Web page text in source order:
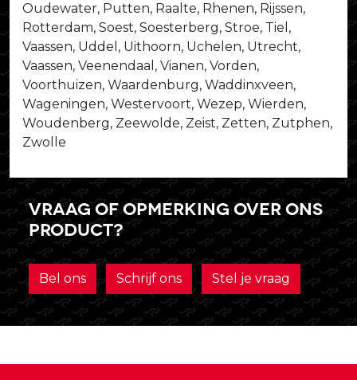
Oudewater, Putten, Raalte, Rhenen, Rijssen,
Rotterdam, Soest, Soesterberg, Stroe, Tiel,
Vaassen, Uddel, Uithoorn, Uchelen, Utrecht,
Vaassen, Veenendaal, Vianen, Vorden,
Voorthuizen, Waardenburg, Waddinxveen,
Wageningen, Westervoort, Wezep, Wierden,
Woudenberg, Zeewolde, Zeist, Zetten, Zutphen,
Zwolle
Vraag of opmerking over ons
product?
Bel ons Schrijf ons Stel je vraag